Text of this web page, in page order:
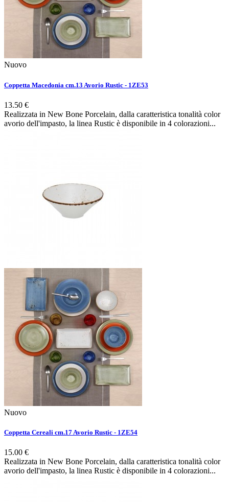
Nuovo
Coppetta Macedonia cm.13 Avorio Rustic - 1ZE53
13.50 €
Realizzata in New Bone Porcelain, dalla caratteristica tonalità color
avorio dell'impasto, la linea Rustic è disponibile in 4 colorazioni...
Nuovo
Coppetta Cereali cm.17 Avorio Rustic - 1ZE54
15.00 €
Realizzata in New Bone Porcelain, dalla caratteristica tonalità color
avorio dell'impasto, la linea Rustic è disponibile in 4 colorazioni...